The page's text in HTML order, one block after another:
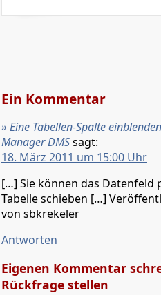
Ein Kommentar
» Eine Tabellen-Spalte
Manager DMSsagt:
18. März 2011 um 15:00 Uhr
[…] Sie können das Datenfeld
Tabelle schieben […]
von sbkrekeler
Antworten
Eigenen Kommentar
Rückfrage stellen